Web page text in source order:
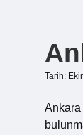
Tarih:
Ankara